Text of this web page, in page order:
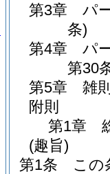
第3章
パ
条)
第4章
パ
第30
第5章
雑
附則
第1章
(趣旨)
第1条
この